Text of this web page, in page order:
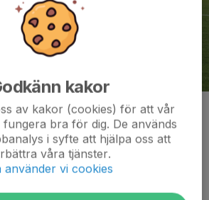
kakor
av kakor (cookies) för att vår
bra för dig. De används
i syfte att hjälpa oss att
våra tjänster.
använder vi cookies